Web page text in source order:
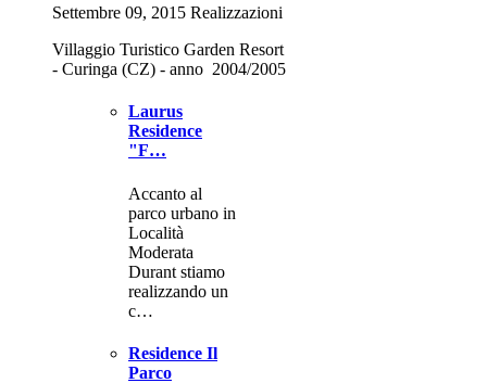
Settembre 09, 2015 Realizzazioni
Villaggio Turistico Garden Resort
- Curinga (CZ) - anno 2004/2005
Laurus
Residence
"F…
Accanto al
parco urbano in
Località
Moderata
Durant stiamo
realizzando un
c…
Residence Il
Parco